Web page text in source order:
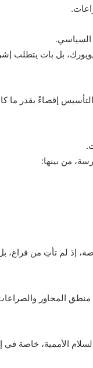
السياسي.
بل بات يتطلب
إقصاءً بقدر ما
من بينها:
إذ لم تأتِ من
منطق المحاور
الأممية، خاصة في